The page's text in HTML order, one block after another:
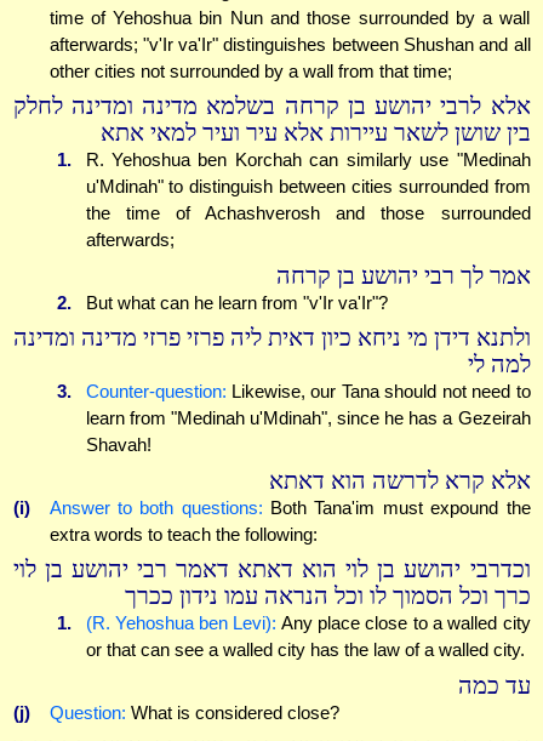
time of Yehoshua bin Nun and those surrounded by a wall
afterwards; "v'Ir va'Ir" distinguishes between Shushan and all
other cities not surrounded by a wall from that time;
אלא לרבי יהושע בן קרחה בשלמא מדינה ומדינה לחלק
בין שושן לשאר עיירות אלא עיר ועיר למאי אתא
1.
R. Yehoshua ben Korchah can similarly use "Medinah
u'Mdinah" to distinguish between cities surrounded from
the time of Achashverosh and those surrounded
afterwards;
אמר לך רבי יהושע בן קרחה
2. But what can he learn from "v'Ir va'Ir"?
ולתנא דידן מי ניחא כיון דאית ליה פרזי פרזי מדינה ומדינה
למה לי
3. Counter-question: Likewise, our Tana should not need to
learn from "Medinah u'Mdinah", since he has a Gezeirah
Shavah!
אלא קרא לדרשה הוא דאתא
(i) Answer to both questions: Both Tana'im must expound the
extra words to teach the following:
וכדרבי יהושע בן לוי הוא דאתא דאמר רבי יהושע בן לוי
כרך וכל הסמוך לו וכל הנראה עמו נידון ככרך
1. (R. Yehoshua ben Levi): Any place close to a walled city
or that can see a walled city has the law of a walled city.
עד כמה
(j) Question: What is considered close?